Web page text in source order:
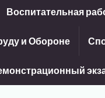
Воспитательная
и Обороне